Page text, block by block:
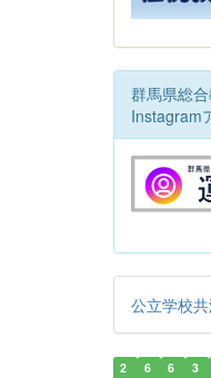
群馬県総
Instagram
公立学校
2 6 6 3